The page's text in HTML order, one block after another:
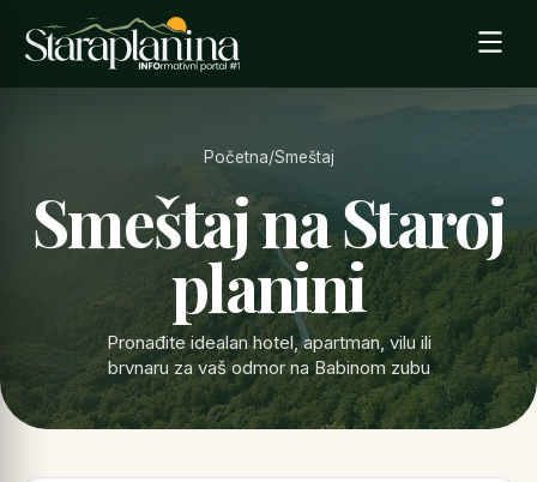
Početna/Smeštaj
Smeštaj na Staroj
planini
Pronađite idealan hotel, apartman, vilu ili
brvnaru za vaš odmor na Babinom zubu